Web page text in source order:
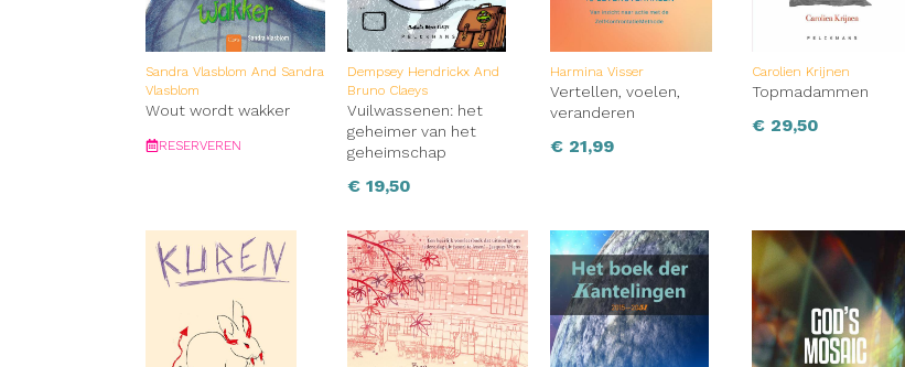
Sandra Vlasblom And Sandra
Vlasblom
Wout wordt wakker
RESERVEREN
Dempsey Hendrickx And
Bruno Claeys
Vuilwassenen: het
geheimer van het
geheimschap
€ 19,50
Harmina Visser
Vertellen, voelen,
veranderen
€21,99
Carolien Krijnen
Topmadammen
€29,50